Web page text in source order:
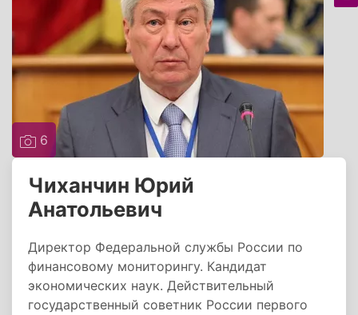
6
Чиханчин Юрий
Анатольевич
Директор Федеральной службы России по
финансовому мониторингу. Кандидат
экономических наук. Действительный
государственный советник России первого